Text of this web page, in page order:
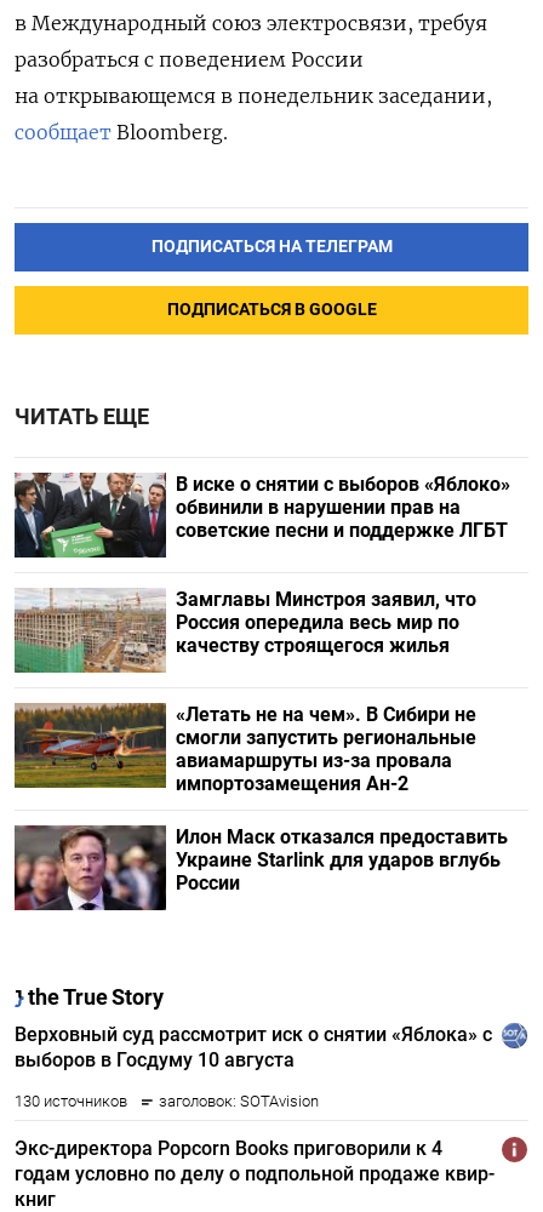
в Международный союз электросвязи, требуя
разобраться с поведением России
на открывающемся в понедельник заседании,
сообщает Bloomberg.
ПОДПИСАТЬСЯ НА ТЕЛЕГРАМ
ПОДПИСАТЬСЯ В GOOGLE
ЧИТАТЬ ЕЩЕ
В иске о снятии с выборов «Яблоко»
обвинили в нарушении прав на
советские песни и поддержке ЛГБТ
Замглавы Минстроя заявил, что
Россия опередила весь мир по
качеству строящегося жилья
«Летать не на чем». В Сибири не
смогли запустить региональные
авиамаршруты из-за провала
импортозамещения Ан-2
Илон Маск отказался предоставить
Украине Starlink для ударов вглубь
России